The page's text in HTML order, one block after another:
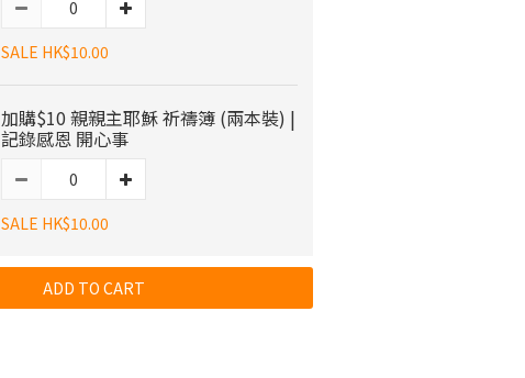
SALE HK$10.00
加購$10 親親主耶穌 祈禱簿 (兩本裝) |
記錄感恩 開心事
SALE HK$10.00
ADD TO CART